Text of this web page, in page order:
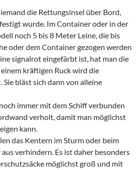
die Rettungsinsel über Bord,
wurde. Im Container oder in der
noch 5 bis 8 Meter Leine, die bis
oder dem Container gezogen werden
signalrot eingefärbt ist, hat man die
kräftigen Ruck wird die
bläst sich dann von alleine
immer mit dem Schiff verbunden
verholt, damit man möglichst
kann.
das Kentern im Sturm oder beim
verhindern. Es ist daher besonders
möglichst groß und mit